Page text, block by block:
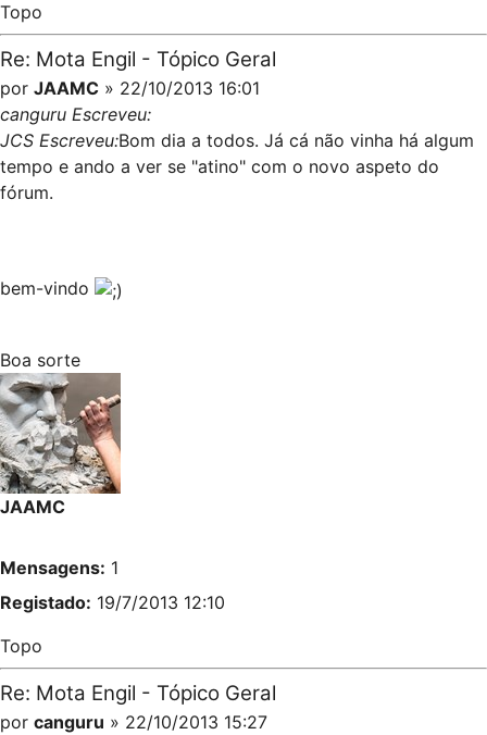
Topo
Re: Mota Engil - Tópico Geral
por JAAMC » 22/10/2013 16:01
canguru Escreveu:
JCS Escreveu:Bom dia a todos. Já cá não vinha há algum
tempo e ando a ver se "atino" com o novo aspeto do
fórum.
bem-vindo
Boa sorte
JAAMC
Mensagens: 1
Registado: 19/7/2013 12:10
Topo
Re: Mota Engil - Tópico Geral
por canguru » 22/10/2013 15:27